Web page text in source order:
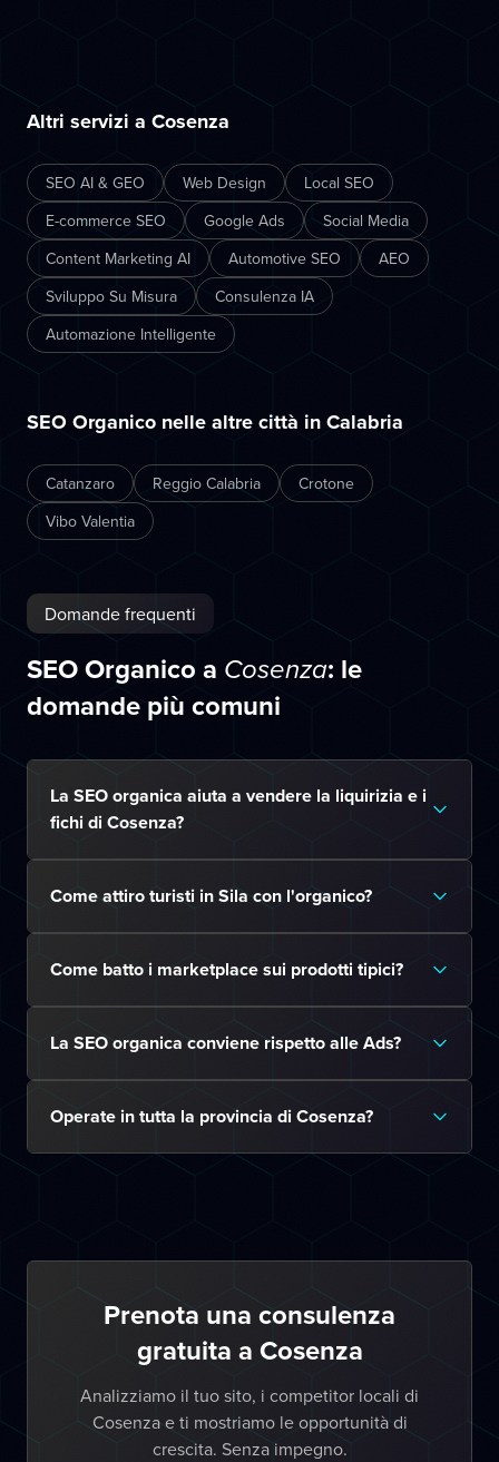
Altri servizi a Cosenza
SEO AI & GEO Web Design
Local SEO
E-commerce SEO
Google Ads
Social Media
Content Marketing AI
Automotive SEO
AEO
Sviluppo Su Misura
Consulenza IA
Automazione Intelligente
SEO Organico nelle altre città in Calabria
Catanzaro Reggio Calabria
Crotone
Vibo Valentia
Domande frequenti
SEO Organico a Cosenza: le
domande più comuni
La SEO organica aiuta a vendere la liquirizia e i
fichi di Cosenza?
Come attiro turisti in Sila con l'organico?
Come batto i marketplace sui prodotti tipici?
La SEO organica conviene rispetto alle Ads?
Operate in tutta la provincia di Cosenza?
Prenota una consulenza
gratuita a Cosenza
Analizziamo il tuo sito, i competitor locali di
Cosenza e ti mostriamo le opportunità di
crescita. Senza impegno.